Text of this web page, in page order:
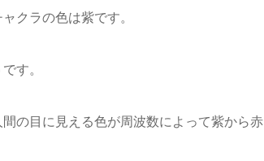
クラの色は紫です。
す。
の目に見える色が周波数によって紫から赤